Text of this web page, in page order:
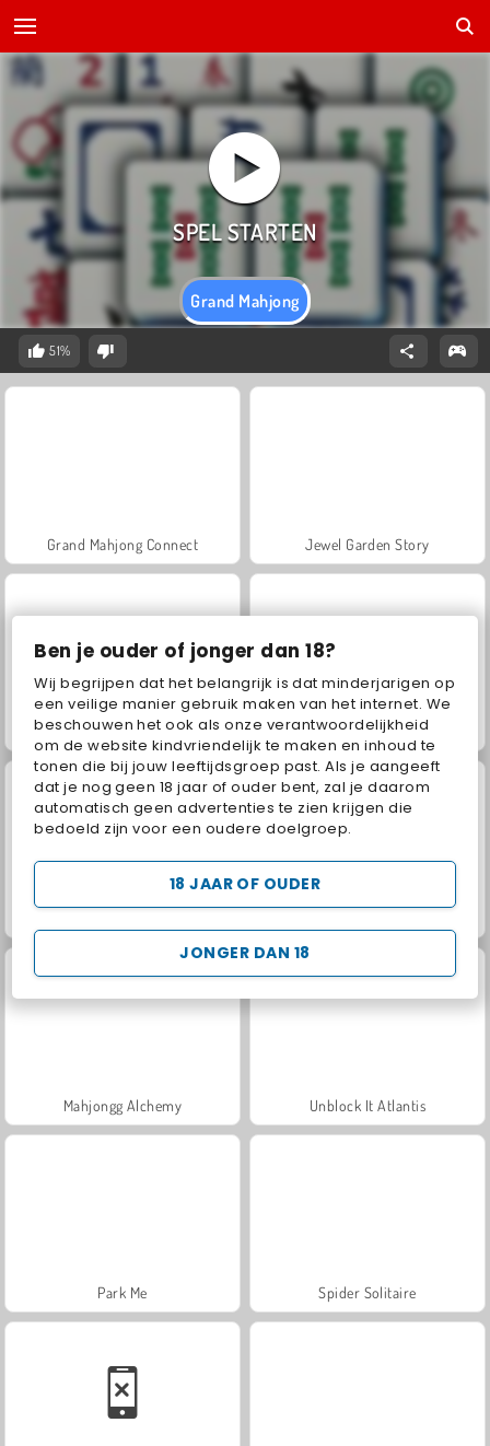
Ben je ouder of jonger dan 18?
Wij begrijpen dat het belangrijk is dat minderjarigen op
een veilige manier gebruik maken van het internet. We
beschouwen het ook als onze verantwoordelijkheid
om de website kindvriendelijk te maken en inhoud te
tonen die bij jouw leeftijdsgroep past. Als je aangeeft
dat je nog geen 18 jaar of ouder bent, zal je daarom
automatisch geen advertenties te zien krijgen die
bedoeld zijn voor een oudere doelgroep.
JONGER DAN 18
18 JAAR OF OUDER
Grand Mahjong
51%
Grand Mahjong Connect Jewel Garden Story
Juice Merge Scala 40
Mahjongg Alchemy Unblock It Atlantis
Park Me Spider Solitaire